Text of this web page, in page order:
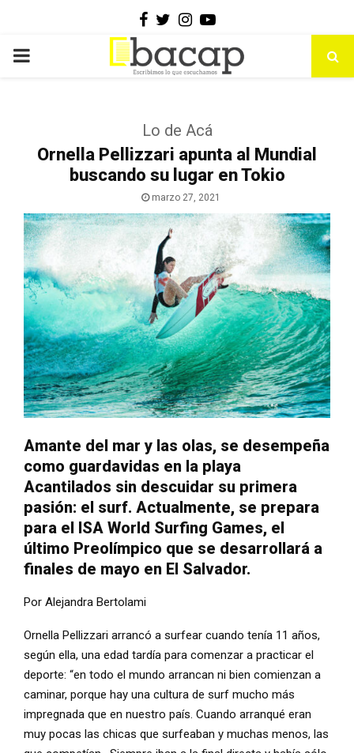
Facebook
Twitter
Instagram
Youtube
PRIMARY
Lo de Acá
Ornella Pellizzari apunta al Mundial
buscando su lugar en Tokio
marzo 27, 2021
Amante del mar y las olas, se desempeña
como guardavidas en la playa
Acantilados sin descuidar su primera
pasión: el surf. Actualmente, se prepara
para el ISA World Surfing Games, el
último Preolímpico que se desarrollará a
finales de mayo en El Salvador.
Por Alejandra Bertolami
Ornella Pellizzari arrancó a surfear cuando tenía 11 años,
según ella, una edad tardía para comenzar a practicar el
deporte: “en todo el mundo arrancan ni bien comienzan a
caminar, porque hay una cultura de surf mucho más
impregnada que en nuestro país. Cuando arranqué eran
muy pocas las chicas que surfeaban y muchas menos, las